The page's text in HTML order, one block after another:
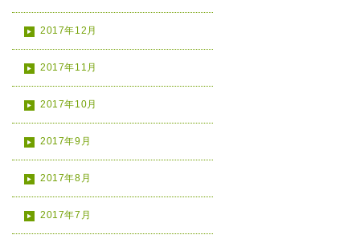
2017年12月
2017年11月
2017年10月
2017年9月
2017年8月
2017年7月